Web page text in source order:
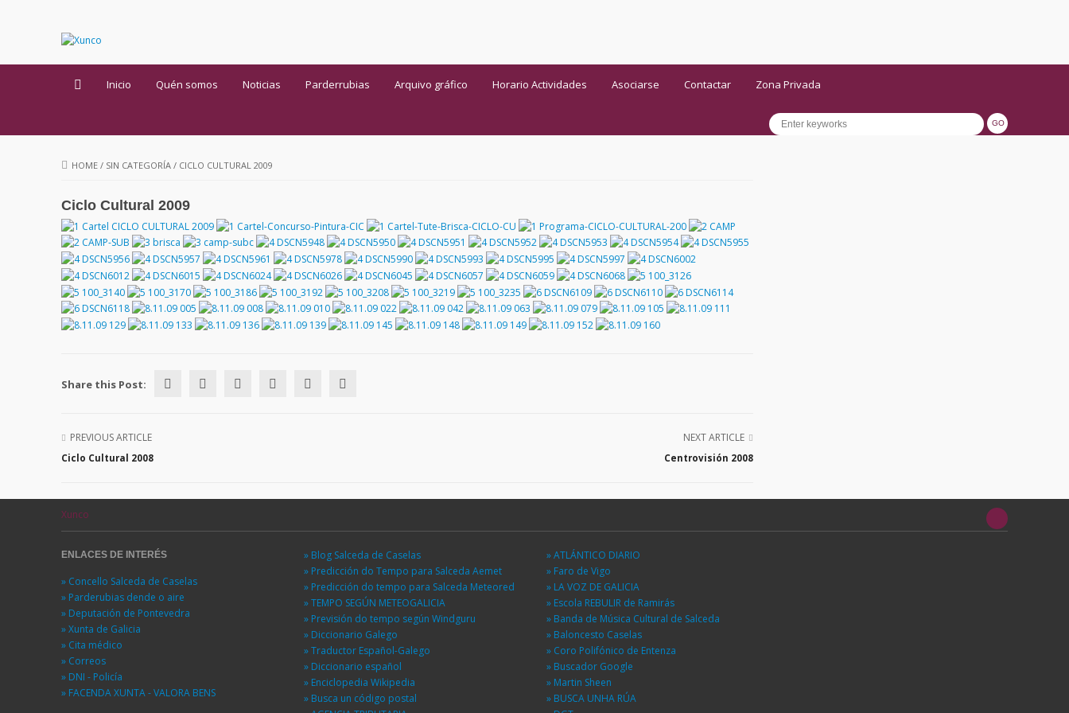
Inicio Quén somos Noticias Parderrubias Arquivo gráfico Horario Actividades Asociarse Contactar Zona Privada
HOME / SIN CATEGORÍA / CICLO CULTURAL 2009
Ciclo Cultural 2009
Share this Post:
PREVIOUS ARTICLE
Ciclo Cultural 2008
NEXT ARTICLE
Centrovisión 2008
Xunco
ENLACES DE INTERÉS
» Concello Salceda de Caselas
» Parderubias dende o aire
» Deputación de Pontevedra
» Xunta de Galicia
» Cita médico
» Correos
» DNI - Policía
» FACENDA XUNTA - VALORA BENS
» Blog Salceda de Caselas
» Predicción do Tempo para Salceda Aemet
» Predicción do tempo para Salceda Meteored
» TEMPO SEGÚN METEOGALICIA
» Previsión do tempo según Windguru
» Diccionario Galego
» Traductor Español-Galego
» Diccionario español
» Enciclopedia Wikipedia
» Busca un código postal
» ATLÁNTICO DIARIO
» Faro de Vigo
» LA VOZ DE GALICIA
» Escola REBULIR de Ramirás
» Banda de Música Cultural de Salceda
» Baloncesto Caselas
» Coro Polifónico de Entenza
» Buscador Google
» Martin Sheen
» BUSCA UNHA RÚA